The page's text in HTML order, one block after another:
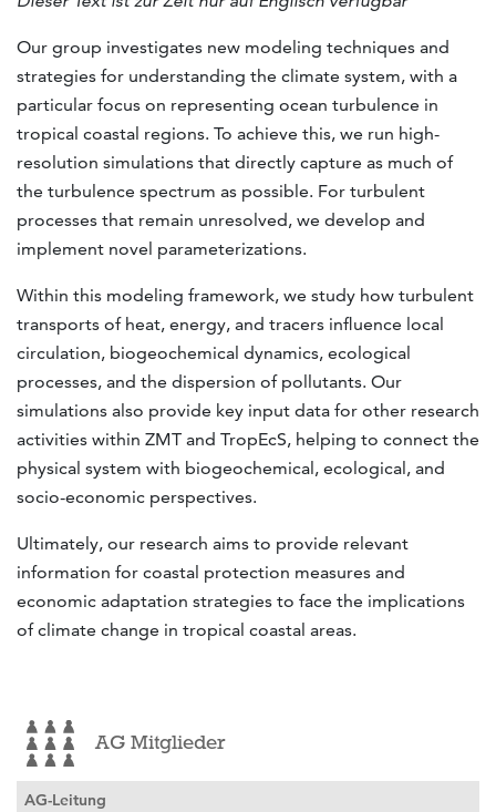
Our group investigates new modeling techniques and
strategies for understanding the climate system, with a
particular focus on representing ocean turbulence in
tropical coastal regions. To achieve this, we run high-
resolution simulations that directly capture as much of
the turbulence spectrum as possible. For turbulent
processes that remain unresolved, we develop and
implement novel parameterizations.
Within this modeling framework, we study how turbulent
transports of heat, energy, and tracers influence local
circulation, biogeochemical dynamics, ecological
processes, and the dispersion of pollutants. Our
simulations also provide key input data for other research
activities within ZMT and TropEcS, helping to connect the
physical system with biogeochemical, ecological, and
socio-economic perspectives.
Ultimately, our research aims to provide relevant
information for coastal protection measures and
economic adaptation strategies to face the implications
of climate change in tropical coastal areas.
AG Mitglieder
AG-Leitung